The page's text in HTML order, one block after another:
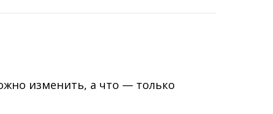
изменить, а что — только